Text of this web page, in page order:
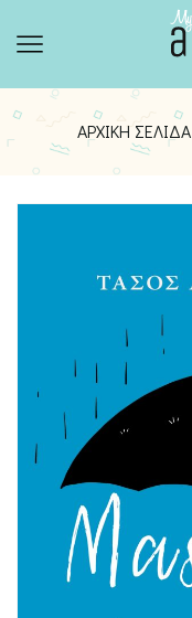
ΑΡΧΙΚΉ ΣΕΛΊΔΑ